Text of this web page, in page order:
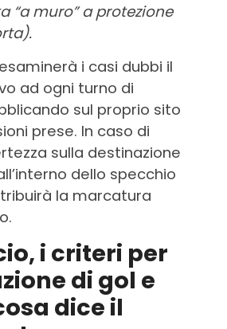
“a muro” a protezione
i casi dubbi il
ad ogni turno di
sul proprio sito
prese. In caso di
sulla destinazione
dello specchio
la marcatura
i criteri per
di gol e
dice il